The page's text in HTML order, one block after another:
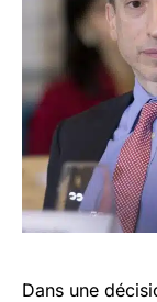
Dans une